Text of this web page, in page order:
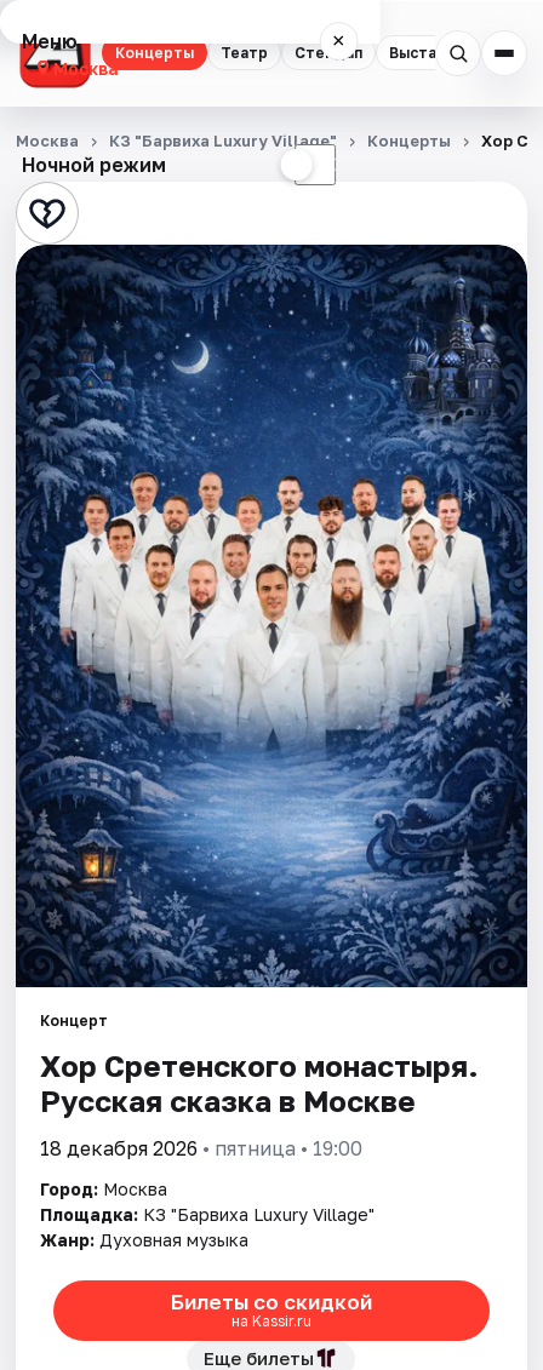
Концерты Театр Стендап Выставки
Меню ×
Москва
Концерты
Театр
Стендап
Выставки
Квесты
Экскурсии
Спорт
События
Города
Площадки
Артисты
Рейтинги
Ночной режим ☾
Москва КЗ "Барвиха Luxury Village" Концерты Хор
Концерт
Хор Сретенского монастыря.
Русская сказка в Москве
18 декабря 2026 • пятница • 19:00
Город: Москва
Площадка: КЗ "Барвиха Luxury Village"
Жанр: Духовная музыка
Билеты со скидкой
на Kassir.ru
Еще билеты